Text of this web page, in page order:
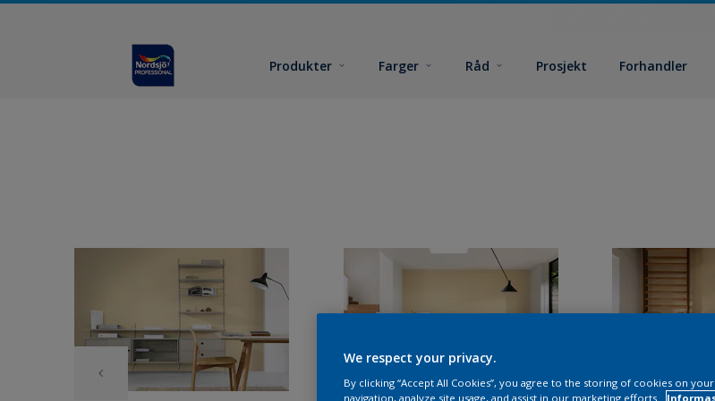
Produkter Farger Råd Prosjekt Forhandler
We respect your privacy.
By clicking “Accept All Cookies”, you agree to the storing of cookies on
navigation, analyze site usage, and assist in our marketing efforts.